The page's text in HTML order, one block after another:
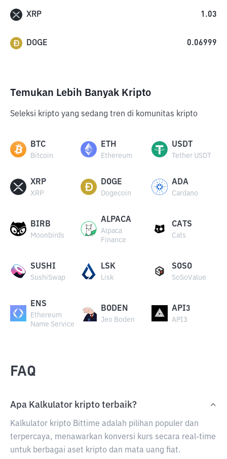
XRP 1.03
DOGE 0.06999
Temukan Lebih Banyak Kripto
Seleksi kripto yang sedang tren di komunitas kripto
BTC
Bitcoin
ETH
Ethereum
USDT
Tether USDT
XRP
XRP
DOGE
Dogecoin
ADA
Cardano
BIRB
Moonbirds
ALPACA
Alpaca
Finance
CATS
Cats
SUSHI
SushiSwap
LSK
Lisk
SOSO
SoSoValue
ENS
Ethereum
Name Service
BODEN
Jeo Boden
API3
API3
FAQ
Apa Kalkulator kripto terbaik?
Kalkulator kripto Bittime adalah pilihan populer dan
terpercaya, menawarkan konversi kurs secara real-time
untuk berbagai aset kripto dan mata uang fiat.